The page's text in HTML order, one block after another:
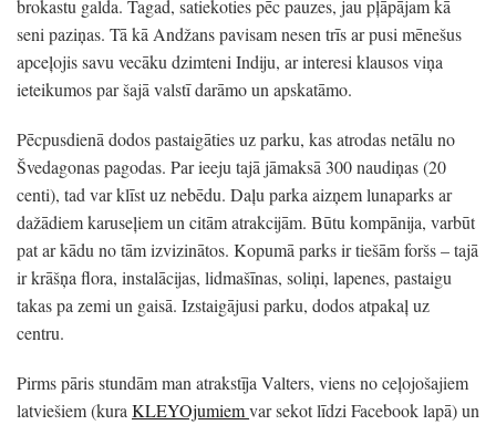
brokastu galda. Tagad, satiekoties pēc pauzes, jau pļāpājam kā
seni paziņas. Tā kā Andžans pavisam nesen trīs ar pusi mēnešus
apceļojis savu vecāku dzimteni Indiju, ar interesi klausos viņa
ieteikumos par šajā valstī darāmo un apskatāmo.
Pēcpusdienā dodos pastaigāties uz parku, kas atrodas netālu no
Švedagonas pagodas. Par ieeju tajā jāmaksā 300 naudiņas (20
centi), tad var klīst uz nebēdu. Daļu parka aizņem lunaparks ar
dažādiem karuseļiem un citām atrakcijām. Būtu kompānija, varbūt
pat ar kādu no tām izvizinātos. Kopumā parks ir tiešām foršs – tajā
ir krāšņa flora, instalācijas, lidmašīnas, soliņi, lapenes, pastaigu
takas pa zemi un gaisā. Izstaigājusi parku, dodos atpakaļ uz
centru.
Pirms pāris stundām man atrakstīja Valters, viens no ceļojošajiem
latviešiem (kuraKLEYOjumiemvar sekot līdzi Facebook lapā) un